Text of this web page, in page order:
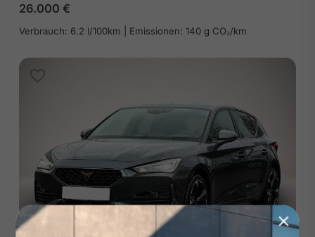
26.000 €
Verbrauch: 6.2 l/100km | Emissionen: 140 g CO₂/km